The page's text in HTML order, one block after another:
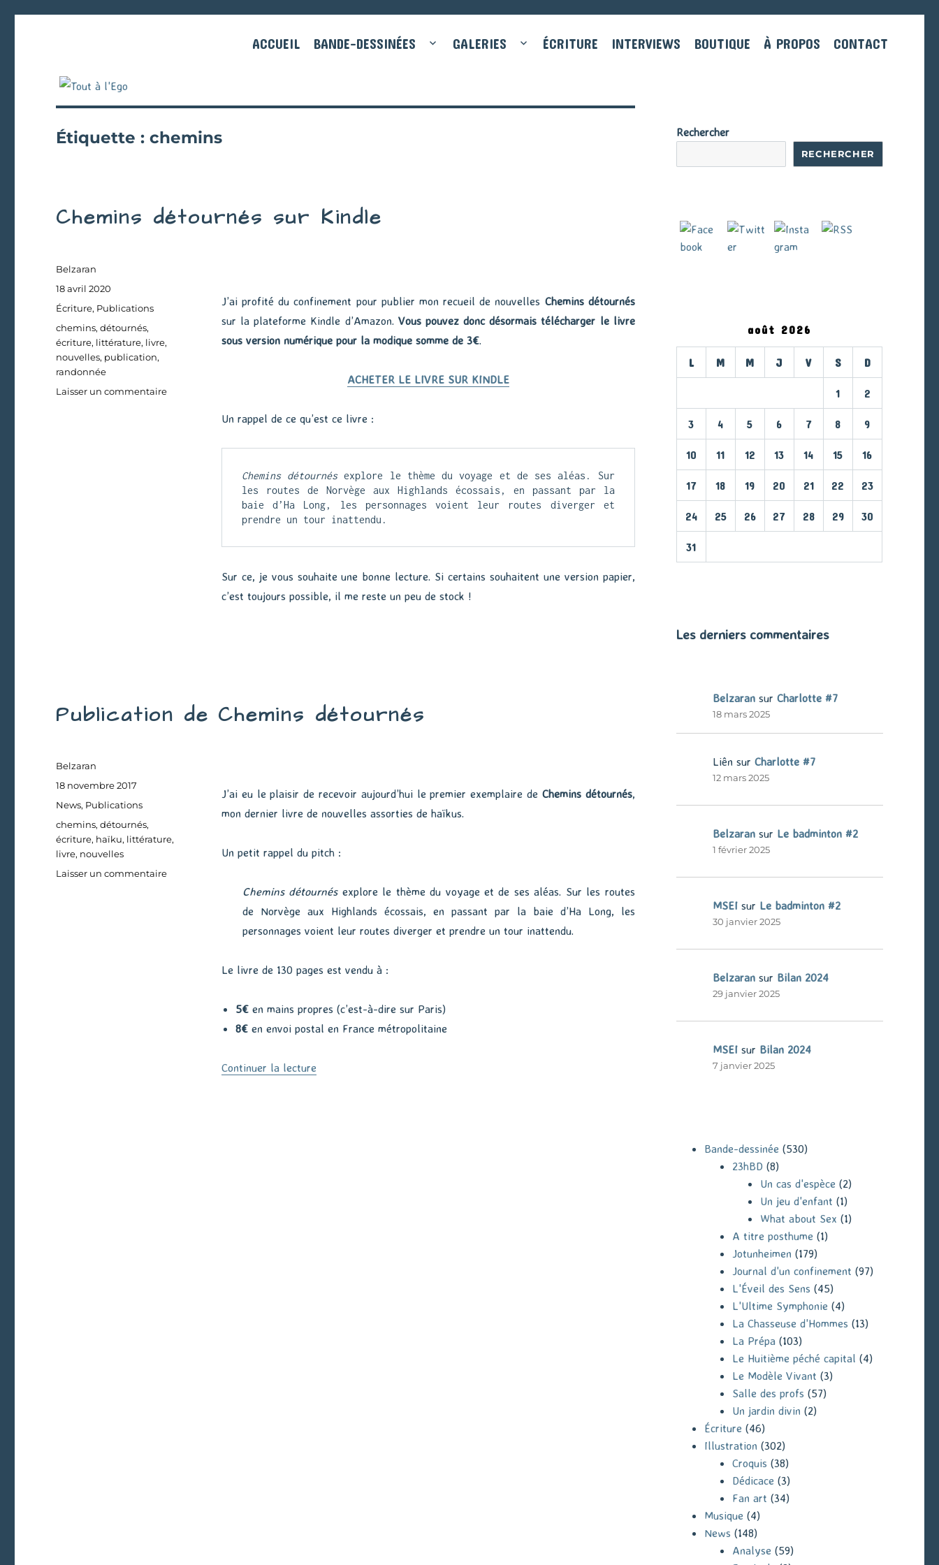
ACCUEIL BANDE-DESSINÉES GALERIES ÉCRITURE INTERVIEWS BOUTIQUE À PROPOS CONTACT
Étiquette :chemins
Chemins détournés sur Kindle
J’ai profité du confinement pour publier mon recueil de nouvelles Chemins détournés
sur la plateforme Kindle d’Amazon. Vous pouvez donc désormais télécharger le livre
sous version numérique pour la modique somme de 3€.
ACHETER LE LIVRE SUR KINDLE
Un rappel de ce qu’est ce livre :
Chemins détournés explore le thème du voyage et de ses aléas. Sur
les routes de Norvège aux Highlands écossais, en passant par la
baie d’Ha Long, les personnages voient leur routes diverger et
prendre un tour inattendu.
Sur ce, je vous souhaite une bonne lecture. Si certains souhaitent une version papier,
c’est toujours possible, il me reste un peu de stock !
Auteur
Belzaran
Publié
le
18 avril 2020
Catégories
Écriture, Publications
Étiquettes
chemins,détournés,
écriture, littérature, livre,
nouvelles, publication,
randonnée
Laisser un commentairesur
Publication de Chemins détournés
J’ai eu le plaisir de recevoir aujourd’hui le premier exemplaire de Chemins détournés,
mon dernier livre de nouvelles assorties de haïkus.
Un petit rappel du pitch :
Chemins détournésexplore le thème du voyage et de ses aléas. Sur les routes
de Norvège aux Highlands écossais, en passant par la baie d’Ha Long, les
personnages voient leur routes diverger et prendre un tour inattendu.
Le livre de 130 pages est vendu à :
5€en mains propres (c’est-à-dire sur Paris)
8€en envoi postal en France métropolitaine
Continuer la lecturede « Publication de Chemins détournés »
Auteur
Belzaran
Publié
18 novembre 2017
Catégories
News, Publications
Étiquettes
chemins,détournés,
écriture, haïku, littérature,
livre, nouvelles
Laisser un commentairesur
Rechercher
RECHERCHER
août 2026
L M M J V S D
1 2
3 4 5 6 7 8 9
10 11 12 13 14 15 16
17 18 19 20 21 22 23
24 25 26 27 28 29 30
31
Les derniers commentaires
Belzaransur Charlotte #7
18 mars 2025
Liên sur Charlotte #7
12 mars 2025
Belzaransur Le badminton #2
1 février 2025
MSEIsur Le badminton #2
30 janvier 2025
Belzaransur Bilan 2024
29 janvier 2025
MSEIsur Bilan 2024
7 janvier 2025
Bande-dessinée (530)
23hBD (8)
Un cas d'espèce (2)
Un jeu d'enfant (1)
What about Sex (1)
A titre posthume (1)
Jotunheimen (179)
Journal d'un confinement (97)
L'Éveil des Sens (45)
L'Ultime Symphonie (4)
La Chasseuse d'Hommes (13)
La Prépa(103)
Le Huitième péché capital (4)
Le Modèle Vivant (3)
Salle des profs (57)
Un jardin divin (2)
Écriture (46)
Illustration (302)
Croquis (38)
Dédicace (3)
Fan art (34)
Musique (4)
News (148)
Analyse (59)